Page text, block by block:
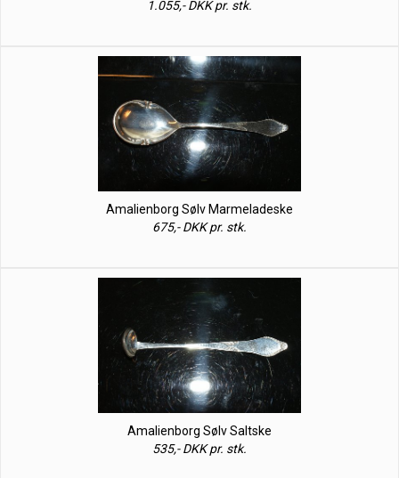
1.055,- DKK pr. stk.
Amalienborg Sølv Marmeladeske
675,- DKK pr. stk.
Amalienborg Sølv Saltske
535,- DKK pr. stk.